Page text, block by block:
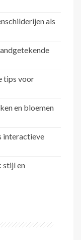
als
tips voor
en bloemen
interactieve
stijl en